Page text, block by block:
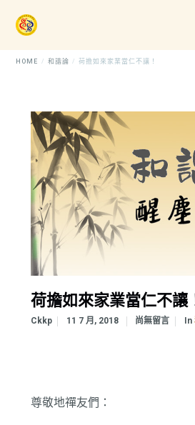
HOME 和諧論 荷擔如來家業當仁不讓！
荷擔如來家業當仁不讓
Ckkp 11 7 月, 2018 尚無留言 In
尊敬地禪友們：